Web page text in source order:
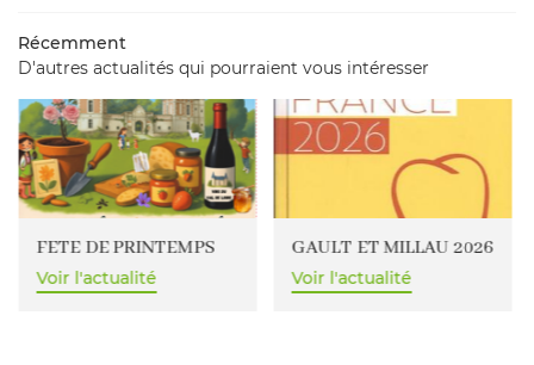
images
Avis
Contact
RESTEZ
INSCRIPTION
Récemment
D'autres actualités qui pourraient vous intéresser
FETE DE PRINTEMPS
Voir l'actualité
GAULT ET MILLAU 2026
Voir l'actualité